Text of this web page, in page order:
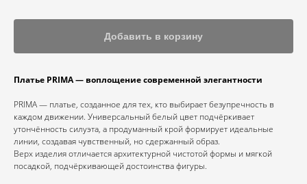
Добавить в корзину
Платье PRIMA — воплощение современной элегантности
PRIMA — платье, созданное для тех, кто выбирает безупречность в
каждом движении. Универсальный белый цвет подчёркивает
утончённость силуэта, а продуманный крой формирует идеальные
линии, создавая чувственный, но сдержанный образ.
Верх изделия отличается архитектурной чистотой формы и мягкой
посадкой, подчёркивающей достоинства фигуры.